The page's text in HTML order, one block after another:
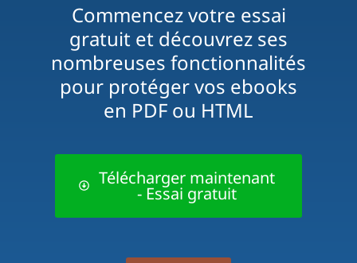
Commencez votre essai
gratuit et découvrez ses
nombreuses fonctionnalités
pour protéger vos ebooks
en PDF ou HTML
Télécharger maintenant
- Essai gratuit